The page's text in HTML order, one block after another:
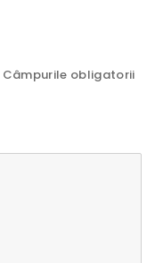
Câmpurile obligatorii